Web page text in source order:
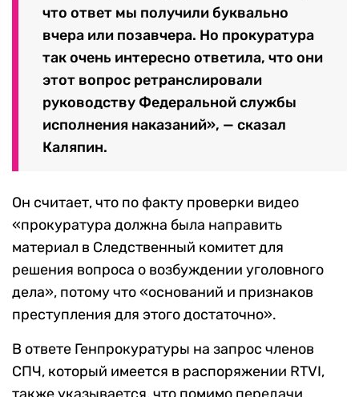
что ответ мы получили буквально
вчера или позавчера. Но прокуратура
так очень интересно ответила, что они
этот вопрос ретранслировали
руководству Федеральной службы
исполнения наказаний», — сказал
Каляпин.
Он считает, что по факту проверки видео
«прокуратура должна была направить
материал в Следственный комитет для
решения вопроса о возбуждении уголовного
дела», потому что «оснований и признаков
преступления для этого достаточно».
В ответе Генпрокуратуры на запрос членов
СПЧ, который имеется в распоряжении RTVI,